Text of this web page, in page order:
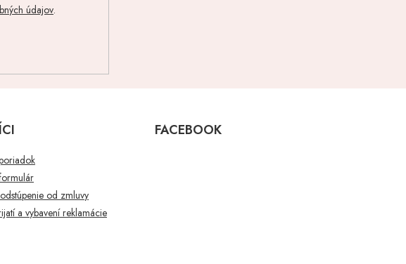
údajov.
od zmluvy
a vybavení reklamácie
FACEBOOK